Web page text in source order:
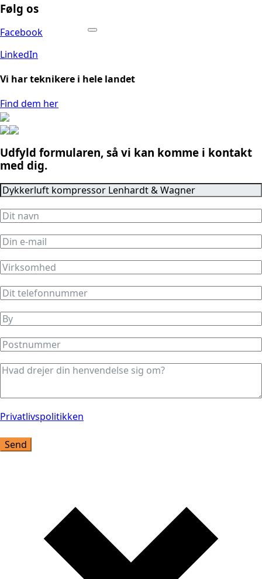
Følg os
Facebook
LinkedIn
Vi har teknikere i hele landet
Find dem her
Udfyld formularen, så vi kan komme i kontakt
med dig.
Privatlivspolitikken
Send